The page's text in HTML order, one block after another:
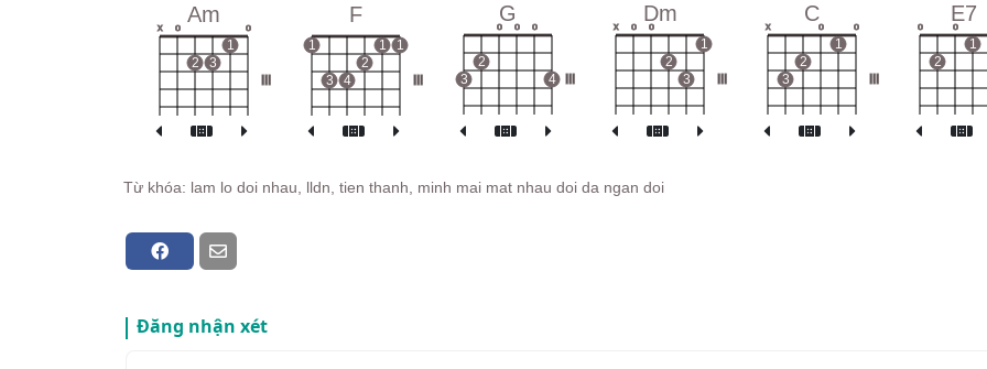
Am
x o
2 3
1
o
F
1
3 4
2
1 1
G
3
2
o o o
4
Dm
x o o
2
3
1
C
x
3
2
o
1
o
E7
o
2
o
1
Từ khóa: lam lo doi nhau, lldn, tien thanh, minh mai mat nhau doi da ngan doi
Đăng nhận xét